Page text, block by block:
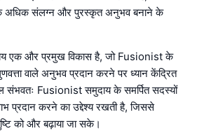
अधिक संलग्न और पुरस्कृत अनुभव बनाने के
एक और प्रमुख विकास है, जो Fusionist के
वाले अनुभव प्रदान करने पर ध्यान केंद्रित
संभवतः Fusionist समुदाय के समर्पित सदस्यों
प्रदान करने का उद्देश्य रखती है, जिससे
को और बढ़ाया जा सके।